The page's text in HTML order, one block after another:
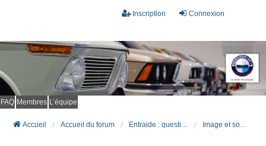
Connexion
Inscription
FAQ Membres L’équipe
Accueil Accueil du forum Entraide : questions techniques Image et son (Autoradio - GPS - DVD - TV - Téléphone)